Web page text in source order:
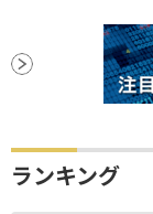
ランキング